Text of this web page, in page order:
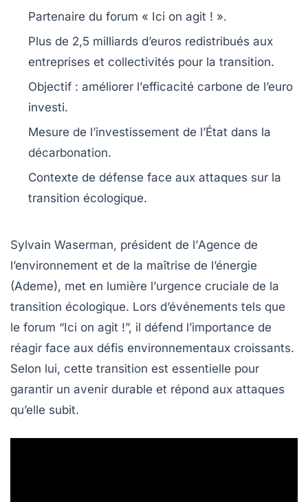
Partenaire du forum « Ici on agit ! ».
Plus de 2,5 milliards d’euros redistribués aux
entreprises et collectivités pour la transition.
Objectif : améliorer l’efficacité carbone de l’euro
investi.
Mesure de l’investissement de l’État dans la
décarbonation.
Contexte de défense face aux attaques sur la
transition écologique.
Sylvain Waserman, président de l’Agence de
l’environnement et de la maîtrise de l’énergie
(Ademe), met en lumière l’urgence cruciale de la
transition écologique. Lors d’événements tels que
le forum “Ici on agit !”, il défend l’importance de
réagir face aux défis environnementaux croissants.
Selon lui, cette transition est essentielle pour
garantir un avenir durable et répond aux attaques
qu’elle subit.